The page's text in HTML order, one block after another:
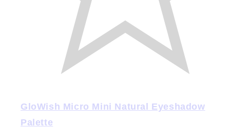
GloWish Micro Mini Natural Eyeshadow
Palette